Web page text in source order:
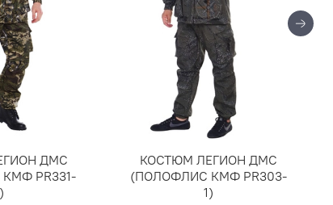
ДМС
PR331-
КОСТЮМ ЛЕГИОН ДМС
(ПОЛОФЛИС КМФ PR303-
1)